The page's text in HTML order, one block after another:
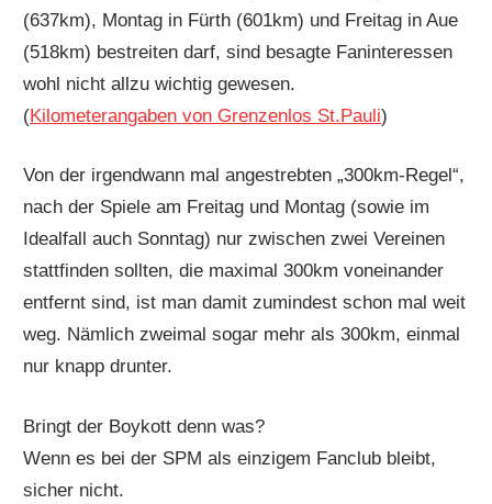
(637km), Montag in Fürth (601km) und Freitag in Aue
(518km) bestreiten darf, sind besagte Faninteressen
wohl nicht allzu wichtig gewesen.
(Kilometerangaben von Grenzenlos St.Pauli)
Von der irgendwann mal angestrebten „300km-Regel“,
nach der Spiele am Freitag und Montag (sowie im
Idealfall auch Sonntag) nur zwischen zwei Vereinen
stattfinden sollten, die maximal 300km voneinander
entfernt sind, ist man damit zumindest schon mal weit
weg. Nämlich zweimal sogar mehr als 300km, einmal
nur knapp drunter.
Bringt der Boykott denn was?
Wenn es bei der SPM als einzigem Fanclub bleibt,
sicher nicht.